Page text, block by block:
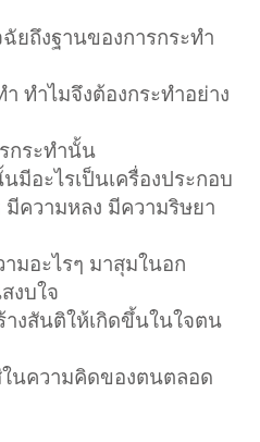
ยถึงฐานของการกระทำ
ทำไมจึงต้องกระทำอย่าง
กระทำนั้น
มีอะไรเป็นเครื่องประกอบ
ความหลง มีความริษยา
มอะไรๆ มาสุมในอก
งบใจ
างสันติให้เกิดขึ้นในใจตน
ในความคิดของตนตลอด